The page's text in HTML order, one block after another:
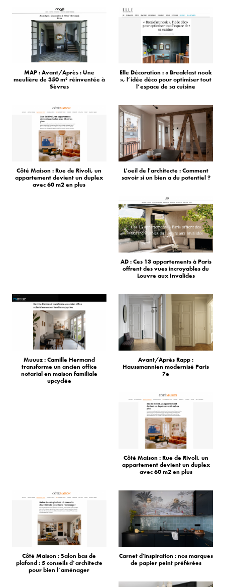
MAP : Avant/Après : Une
meulière de 350 m² réinventée à
Sèvres
Elle Décoration : « Breakfast nook
», l’idée déco pour optimiser tout
l’espace de sa cuisine
Côté Maison : Rue de Rivoli, un
appartement devient un duplex
avec 60 m2 en plus
L'oeil de l'architecte : Comment
savoir si un bien a du potentiel ?
AD : Ces 13 appartements à Paris
offrent des vues incroyables du
Louvre aux Invalides
Muuuz : Camille Hermand
transforme un ancien office
notarial en maison familiale
upcyclée
Avant/Après Rapp :
Haussmannien modernisé Paris
7e
Côté Maison : Rue de Rivoli, un
appartement devient un duplex
avec 60 m2 en plus
Côté Maison : Salon bas de
plafond : 5 conseils d’architecte
pour bien l’aménager
Carnet d'inspiration : nos marques
de papier peint préférées